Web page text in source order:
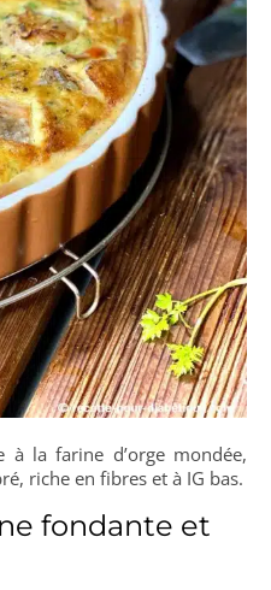
à la farine d’orge mondée,
riche en fibres et à IG bas.
fondante et